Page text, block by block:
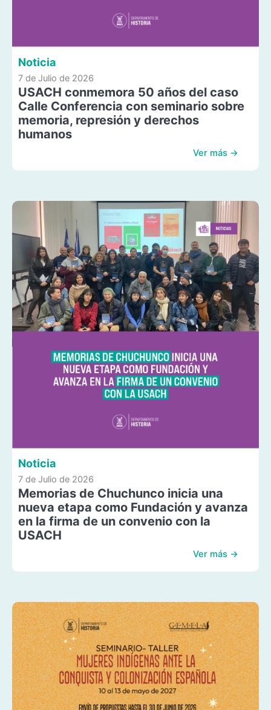
Noticia
7 de Julio de 2026
USACH conmemora 50 años del caso
Calle Conferencia con seminario sobre
memoria, represión y derechos
humanos
Ver más →
Noticia
7 de Julio de 2026
Memorias de Chuchunco inicia una
nueva etapa como Fundación y avanza
en la firma de un convenio con la
USACH
Ver más →